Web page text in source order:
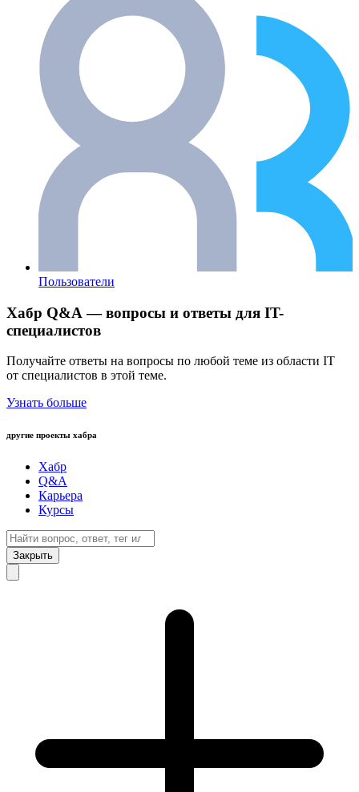
Пользователи
Хабр Q&A — вопросы и ответы для IT-
специалистов
Получайте ответы на вопросы по любой теме из области IT
от специалистов в этой теме.
Узнать больше
другие проекты хабра
Хабр
Q&A
Карьера
Курсы
Закрыть